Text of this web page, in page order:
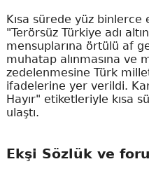
Kısa sürede yüz
"Terörsüz Türkiye adı
mensuplarına örtülü af
muhatap alınmasına ve
zedelenmesine Türk
ifadelerine yer verildi.
Hayır" etiketleriyle kısa
ulaştı.
Ekşi Sözlük ve